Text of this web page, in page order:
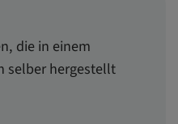
die in einem
selber hergestellt